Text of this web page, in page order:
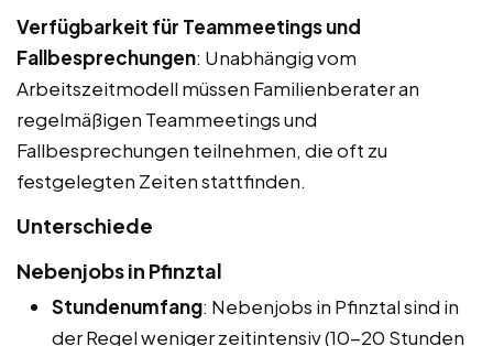
Verfügbarkeit für Teammeetings und
Fallbesprechungen: Unabhängig vom
Arbeitszeitmodell müssen Familienberater an
regelmäßigen Teammeetings und
Fallbesprechungen teilnehmen, die oft zu
festgelegten Zeiten stattfinden.
Unterschiede
Nebenjobs in Pfinztal
Stundenumfang: Nebenjobs in Pfinztal sind in
der Regel weniger zeitintensiv (10-20 Stunden